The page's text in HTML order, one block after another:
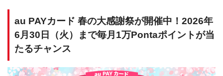
au PAYカード 春の大感謝祭が開催中！2026年
6月30日（火）まで毎月1万Pontaポイントが当
たるチャンス